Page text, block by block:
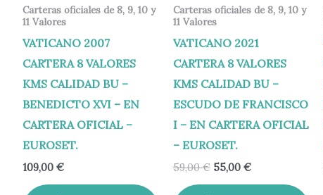
Carteras oficiales de 8, 9, 10 y
11 Valores
VATICANO 2007
CARTERA 8 VALORES
KMS CALIDAD BU –
BENEDICTO XVI – EN
CARTERA OFICIAL –
EUROSET.
109,00 €
Carteras oficiales de 8, 9, 10 y
11 Valores
VATICANO 2021
CARTERA 8 VALORES
KMS CALIDAD BU –
ESCUDO DE FRANCISCO
I – EN CARTERA OFICIAL
– EUROSET.
59,00€ 55,00 €